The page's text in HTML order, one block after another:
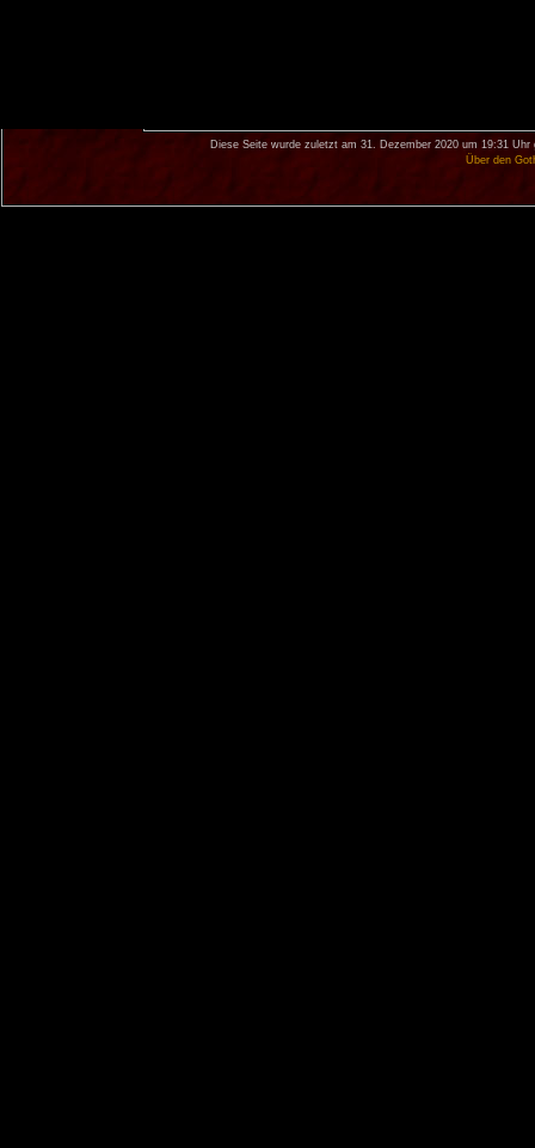
Diese Seite wurde zuletzt am 31. Dezember 2020 um 19:31 Uhr
Über den